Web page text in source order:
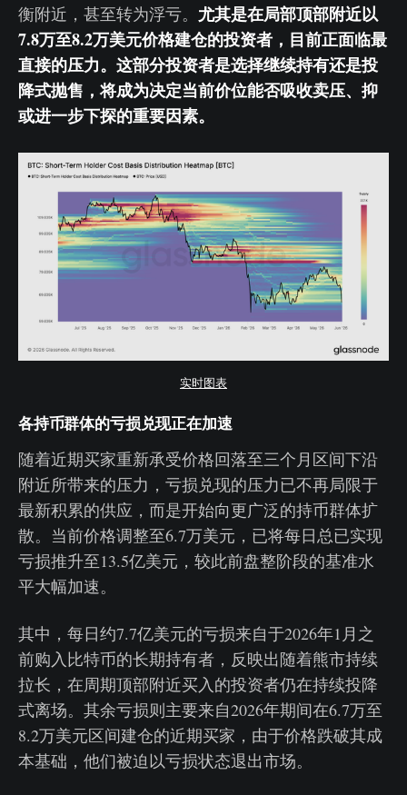
衡附近，甚至转为浮亏。 尤其是在局部顶部附近以
7.8万至8.2万美元价格建仓的投资者，目前正面临最
直接的压力。这部分投资者是选择继续持有还是投
降式抛售，将成为决定当前价位能否吸收卖压、抑
或进一步下探的重要因素。
实时图表
各持币群体的亏损兑现正在加速
随着近期买家重新承受价格回落至三个月区间下沿
附近所带来的压力，亏损兑现的压力已不再局限于
最新积累的供应，而是开始向更广泛的持币群体扩
散。当前价格调整至6.7万美元，已将每日总已实现
亏损推升至13.5亿美元，较此前盘整阶段的基准水
平大幅加速。
其中，每日约7.7亿美元的亏损来自于2026年1月之
前购入比特币的长期持有者，反映出随着熊市持续
拉长，在周期顶部附近买入的投资者仍在持续投降
式离场。其余亏损则主要来自2026年期间在6.7万至
8.2万美元区间建仓的近期买家，由于价格跌破其成
本基础，他们被迫以亏损状态退出市场。